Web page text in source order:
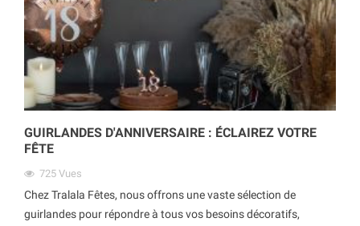
GUIRLANDES D'ANNIVERSAIRE : ÉCLAIREZ VOTRE
FÊTE
725 Vues
Chez Tralala Fêtes, nous offrons une vaste sélection de
guirlandes pour répondre à tous vos besoins décoratifs,